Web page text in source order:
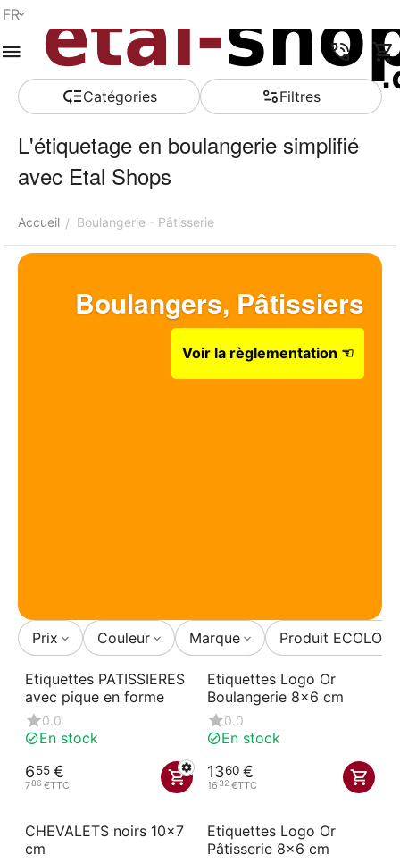
FR
Сatégories Filtres
L'étiquetage en boulangerie simplifié
avec Etal Shops
Accueil / Boulangerie - Pâtisserie
Boulangers, Pâtissiers
Voir la règlementation ☜
Prix Couleur Marque Produit
Etiquettes PATISSIERES
avec pique en forme
0.0
En stock
655 €
786 €TTC
Etiquettes Logo Or
Boulangerie 8x6 cm
0.0
En stock
1360 €
16 32 €TTC
CHEVALETS noirs 10x7
cm
Etiquettes Logo Or
Pâtisserie 8x6 cm
Menu Recherche
rapide
Panier Liste de
souhaits
Comparer Compte